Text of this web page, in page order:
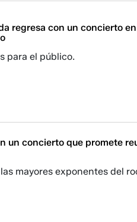
regresa con un concierto en
para el público.
un concierto que promete
mayores exponentes del